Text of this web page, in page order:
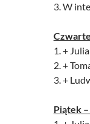
3. W
1. +
2. +
3. +
Piątek